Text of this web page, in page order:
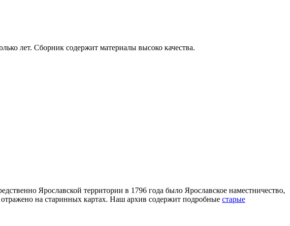
лет. Сборник содержит материалы высоко качества.
Ярославской территории в 1796 года было Ярославское наместничество,
на старинных картах. Наш архив содержит подробные старые